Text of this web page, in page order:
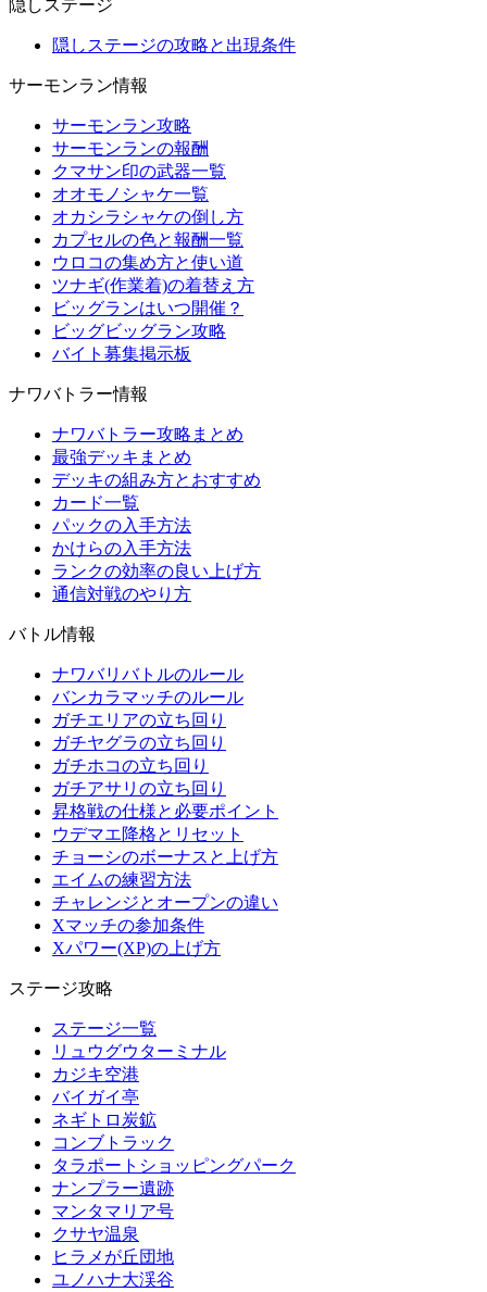
隠しステージ
隠しステージの攻略と出現条件
サーモンラン情報
サーモンラン攻略
サーモンランの報酬
クマサン印の武器一覧
オオモノシャケ一覧
オカシラシャケの倒し方
カプセルの色と報酬一覧
ウロコの集め方と使い道
ツナギ(作業着)の着替え方
ビッグランはいつ開催？
ビッグビッグラン攻略
バイト募集掲示板
ナワバトラー情報
ナワバトラー攻略まとめ
最強デッキまとめ
デッキの組み方とおすすめ
カード一覧
パックの入手方法
かけらの入手方法
ランクの効率の良い上げ方
通信対戦のやり方
バトル情報
ナワバリバトルのルール
バンカラマッチのルール
ガチエリアの立ち回り
ガチヤグラの立ち回り
ガチホコの立ち回り
ガチアサリの立ち回り
昇格戦の仕様と必要ポイント
ウデマエ降格とリセット
チョーシのボーナスと上げ方
エイムの練習方法
チャレンジとオープンの違い
Xマッチの参加条件
Xパワー(XP)の上げ方
ステージ攻略
ステージ一覧
リュウグウターミナル
カジキ空港
バイガイ亭
ネギトロ炭鉱
コンブトラック
タラポートショッピングパーク
ナンプラー遺跡
マンタマリア号
クサヤ温泉
ヒラメが丘団地
ユノハナ大渓谷